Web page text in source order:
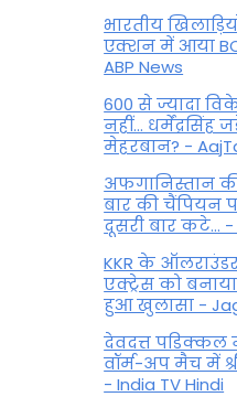
भारतीय
एक्शन में आया
ABP News
600 से ज्यादा
नहीं...
मेहरबान? -
अफगानिस्तान
बार की चैंपियन
दूसरी बार कटे... -
KKR के
एक्ट्रेस को
हुआ खुलासा -
देवदत्त
वॉर्म-अप मैच में
- India TV Hindi